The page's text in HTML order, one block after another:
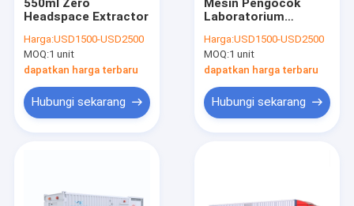
550ml Zero
Headspace Extractor
Harga:USD1500-USD2500
MOQ:1 unit
dapatkan harga terbaru
Hubungi sekarang
Mesin Pengocok
Laboratorium
Goyang Dua Sisi
Harga:USD1500-USD2500
MOQ:1 unit
dapatkan harga terbaru
Hubungi sekarang